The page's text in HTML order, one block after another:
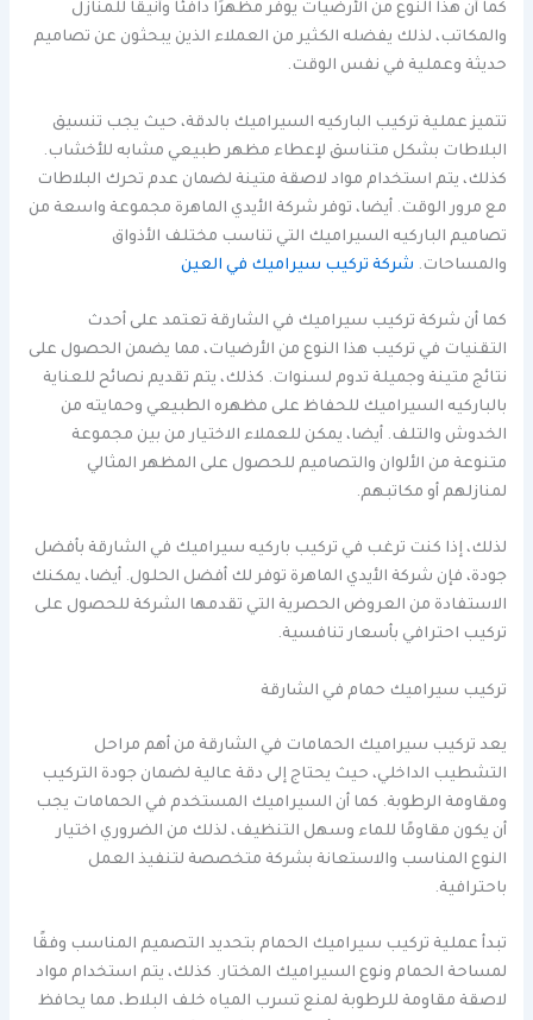
كما أن هذا النوع من الأرضيات يوفر مظهرًا دافئًا وأنيقًا للمنازل
والمكاتب، لذلك يفضله الكثير من العملاء الذين يبحثون عن تصاميم
حديثة وعملية في نفس الوقت.
تتميز عملية تركيب الباركيه السيراميك بالدقة، حيث يجب تنسيق
البلاطات بشكل متناسق لإعطاء مظهر طبيعي مشابه للأخشاب.
كذلك، يتم استخدام مواد لاصقة متينة لضمان عدم تحرك البلاطات
مع مرور الوقت. أيضا، توفر شركة الأيدي الماهرة مجموعة واسعة من
تصاميم الباركيه السيراميك التي تناسب مختلف الأذواق
والمساحات. شركة تركيب سيراميك في العين
كما أن شركة تركيب سيراميك في الشارقة تعتمد على أحدث
التقنيات في تركيب هذا النوع من الأرضيات، مما يضمن الحصول على
نتائج متينة وجميلة تدوم لسنوات. كذلك، يتم تقديم نصائح للعناية
بالباركيه السيراميك للحفاظ على مظهره الطبيعي وحمايته من
الخدوش والتلف. أيضا، يمكن للعملاء الاختيار من بين مجموعة
متنوعة من الألوان والتصاميم للحصول على المظهر المثالي
لمنازلهم أو مكاتبهم.
لذلك، إذا كنت ترغب في تركيب باركيه سيراميك في الشارقة بأفضل
جودة، فإن شركة الأيدي الماهرة توفر لك أفضل الحلول. أيضا، يمكنك
الاستفادة من العروض الحصرية التي تقدمها الشركة للحصول على
تركيب احترافي بأسعار تنافسية.
تركيب سيراميك حمام في الشارقة
يعد تركيب سيراميك الحمامات في الشارقة من أهم مراحل
التشطيب الداخلي، حيث يحتاج إلى دقة عالية لضمان جودة التركيب
ومقاومة الرطوبة. كما أن السيراميك المستخدم في الحمامات يجب
أن يكون مقاومًا للماء وسهل التنظيف، لذلك من الضروري اختيار
النوع المناسب والاستعانة بشركة متخصصة لتنفيذ العمل
باحترافية.
تبدأ عملية تركيب سيراميك الحمام بتحديد التصميم المناسب وفقًا
لمساحة الحمام ونوع السيراميك المختار. كذلك، يتم استخدام مواد
لاصقة مقاومة للرطوبة لمنع تسرب المياه خلف البلاط، مما يحافظ